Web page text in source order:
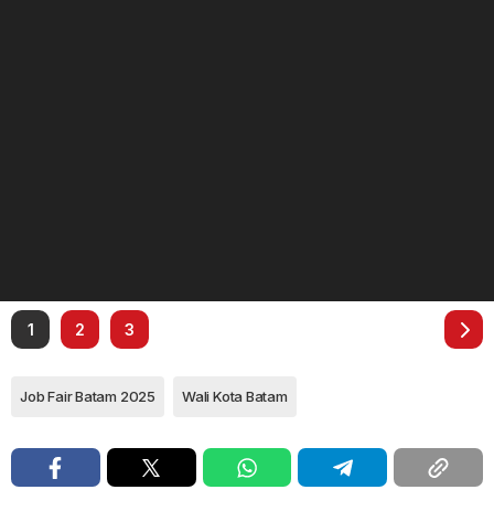
1 2 3
Job Fair Batam 2025 Wali Kota Batam